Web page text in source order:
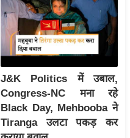
J&K Politics में उबाल,
Congress-NC मना रहे
Black Day, Mehbooba ने
Tiranga उलटा पकड़ कर